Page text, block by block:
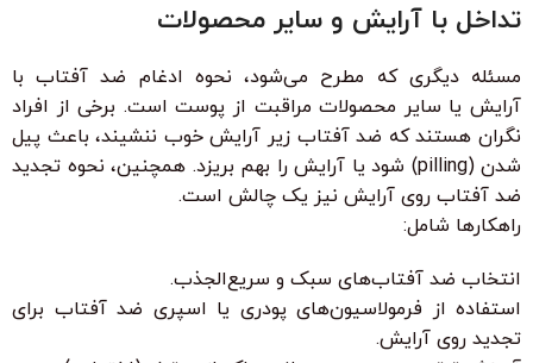
تداخل با آرایش و سایر محصولات
مسئله دیگری که مطرح می‌شود، نحوه ادغام ضد آفتاب با
آرایش یا سایر محصولات مراقبت از پوست است. برخی از افراد
نگران هستند که ضد آفتاب زیر آرایش خوب ننشیند، باعث پیل
شدن (pilling) شود یا آرایش را بهم بریزد. همچنین، نحوه تجدید
ضد آفتاب روی آرایش نیز یک چالش است.
راهکارها شامل:
انتخاب ضد آفتاب‌های سبک و سریع‌الجذب.
استفاده از فرمولاسیون‌های پودری یا اسپری ضد آفتاب برای
تجدید روی آرایش.